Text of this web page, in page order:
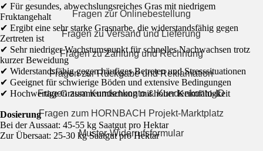
✔ Für gesundes, abwechslungsreiches Gras mit niedrigem
Fruktangehalt
✔ Ergibt eine sehr starke Grasnarbe, die widerstandsfähig gegen
Zertreten ist
✔ Sehr niedriger Wachstumspunkt für schnelles Nachwachsen trotz
kurzer Beweidung
✔ Widerstandsfähig gegen häufiges Betreten und Stresssituationen
✔ Geeignet für schwierige Böden und extensive Bedingungen
✔ Hochwertige Grassamenmischung mit hoher Keimfähigkeit
Dosierung
Bei der Aussaat: 45-55 kg Saatgut pro Hektar
Zur Übersaat: 25-30 kg Saatgut pro Hektar
Fragen zur Onlinebestellung
Fragen zu Versand und Lieferung
Fragen zu Zahlung und Rechnung
Fragen zur Rückgabe und Reklamation
Fragen zum Kundenkonto & Kundenkonto-ID
Fragen zum HORNBACH Projekt-Marktplatz
Muster-Widerrufsformular